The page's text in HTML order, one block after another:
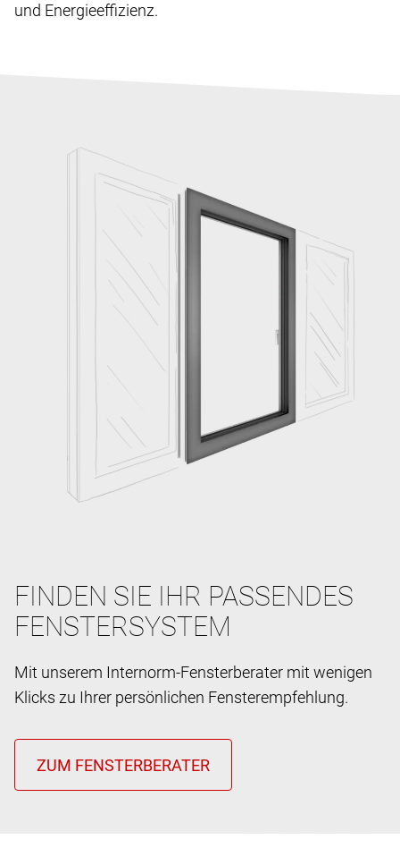
und Energieeffizienz.
FINDEN SIE IHR PASSENDES
FENSTERSYSTEM
Mit unserem Internorm-Fensterberater mit wenigen
Klicks zu Ihrer persönlichen Fensterempfehlung.